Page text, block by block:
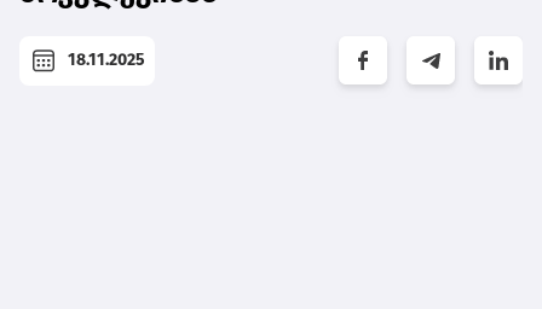
18.11.2025